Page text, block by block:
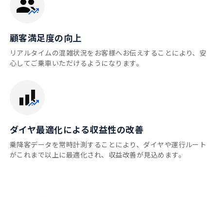
顧客満足度の向上
リアルタイムの混雑状況をお客様へお伝えすることにより、安
心してご乗車いただけるようになります。
ダイヤ最適化による収益性の改善
乗降客データを常時計測することにより、ダイヤや運行ルート
がこれまで以上に最適化され、収益改善が見込めます。